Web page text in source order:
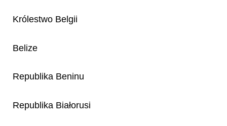
Królestwo Belgii
Belize
Republika Beninu
Republika Białorusi